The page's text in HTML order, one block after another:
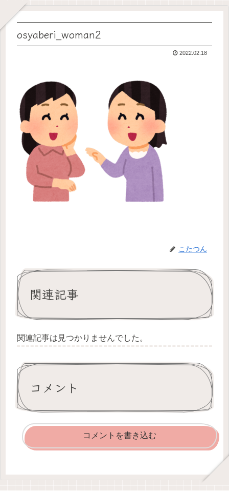
osyaberi_woman2
2022.02.18
こたつん
関連記事
関連記事は見つかりませんでした。
コメント
コメントを書き込む